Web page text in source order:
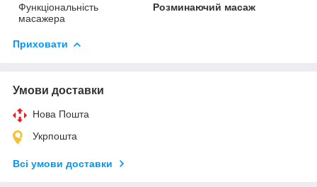
Функціональність
масажера
Розминаючий масаж
Приховати
Умови доставки
Нова Пошта
Укрпошта
Всі умови доставки